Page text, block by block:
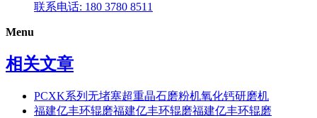
联系电话: 180 3780 8511
Menu
相关文章
PCXK系列无堵塞超重晶石磨粉机氧化钙研磨机
福建亿丰环辊磨福建亿丰环辊磨福建亿丰环辊磨